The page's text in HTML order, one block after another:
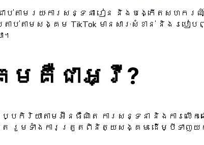
ាប់តាមរយៈការសន្ទនា រៀន និងបង្កើតសហក
ស្តាប់តាមសង្គម TikTok មានសារៈសំខាន់ និង
មគឺជាអ្វី?
កិរិយាតាមអ៊ីនធឺណិត ការសន្ទនា និងការលើក
រ្ត រួមទាំងការត្រួតពិនិត្យសង្គម ដើម្បីទា